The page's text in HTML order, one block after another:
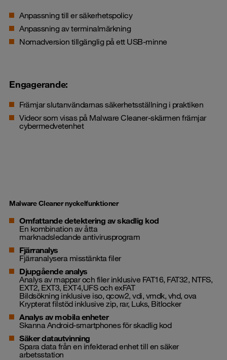
Anpassning till er säkerhetspolicy
Anpassning av terminalmärkning
Nomadversion tillgänglig på ett USB-minne
Engagerande:
Främjar slutanvändarnas säkerhetsställning i praktiken
Videor som visas på Malware Cleaner-skärmen främjar
cybermedvetenhet
Malware Cleaner nyckelfunktioner
Omfattande detektering av skadlig kod
En kombination av åtta
marknadsledande antivirusprogram
Fjärranalys
Fjärranalysera misstänkta filer
Djupgående analys
Analysav mappar och filer inklusive FAT16, FAT32, NTFS,
EXT2, EXT3, EXT4,UFS och exFAT
Bildsökning inklusive iso, qcow2, vdi, vmdk, vhd, ova
Krypterat filstöd inklusive zip, rar, Luks, Bitlocker
Analys av mobila enheter
Skanna Android-smartphones för skadlig kod
Säker datautvinning
Spara data från en infekteradenhet till en säker
arbetsstation